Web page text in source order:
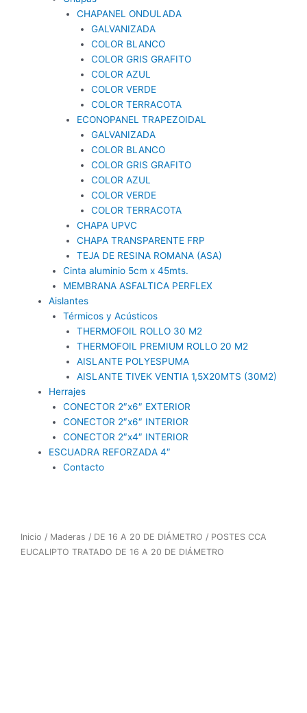
CHAPANEL ONDULADA
GALVANIZADA
COLOR BLANCO
COLOR GRIS GRAFITO
COLOR AZUL
COLOR VERDE
COLOR TERRACOTA
ECONOPANEL TRAPEZOIDAL
GALVANIZADA
COLOR BLANCO
COLOR GRIS GRAFITO
COLOR AZUL
COLOR VERDE
COLOR TERRACOTA
CHAPA UPVC
CHAPA TRANSPARENTE FRP
TEJA DE RESINA ROMANA (ASA)
Cinta aluminio 5cm x 45mts.
MEMBRANA ASFALTICA PERFLEX
Aislantes
Térmicos y Acústicos
THERMOFOIL ROLLO 30 M2
THERMOFOIL PREMIUM ROLLO 20 M2
AISLANTE POLYESPUMA
AISLANTE TIVEK VENTIA 1,5X20MTS (30M2)
Herrajes
CONECTOR 2″x6″ EXTERIOR
CONECTOR 2″x6″ INTERIOR
CONECTOR 2″x4″ INTERIOR
ESCUADRA REFORZADA 4″
Contacto
Inicio / Maderas / DE 16 A 20 DE DIÁMETRO / POSTES CCA
EUCALIPTO TRATADO DE 16 A 20 DE DIÁMETRO